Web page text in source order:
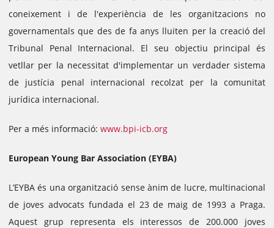
coneixement i de l'experiència de les organitzacions no
governamentals que des de fa anys lluiten per la creació del
Tribunal Penal Internacional. El seu objectiu principal és
vetllar per la necessitat d'implementar un verdader sistema
de justícia penal internacional recolzat per la comunitat
jurídica internacional.
Per a més informació: www.bpi-icb.org
European Young Bar Association (EYBA)
L’EYBA és una organització sense ànim de lucre, multinacional
de joves advocats fundada el 23 de maig de 1993 a Praga.
Aquest grup representa els interessos de 200.000 joves